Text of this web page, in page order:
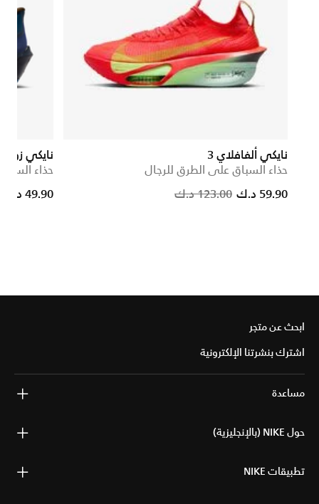
نايكي ألفافلاي 3
حذاء السباق على الطرق للرجال
Price reduced from
123.00 د.ك to 59.90 د.ك
نايكي
حذاء
from
to 49.90 د.ك
ابحث عن متجر
اشترك بنشرتنا الإلكترونية
مساعدة
حول NIKE (بالإنجليزية)
تطبيقات NIKE